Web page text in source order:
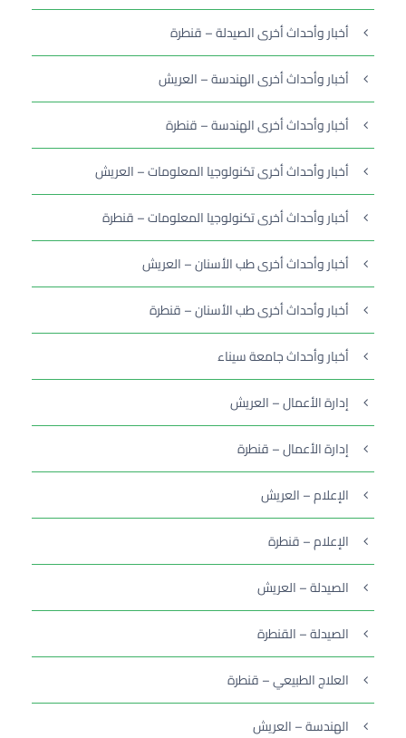
أخبار وأحداث أخرى الصيدلة – قنطرة
أخبار وأحداث أخرى الهندسة – العريش
أخبار وأحداث أخرى الهندسة – قنطرة
أخبار وأحداث أخرى تكنولوجيا المعلومات – العريش
أخبار وأحداث أخرى تكنولوجيا المعلومات – قنطرة
أخبار وأحداث أخرى طب الأسنان – العريش
أخبار وأحداث أخرى طب الأسنان – قنطرة
أخبار وأحداث جامعة سيناء
إدارة الأعمال – العريش
إدارة الأعمال – قنطرة
الإعلام – العريش
الإعلام – قنطرة
الصيدلة – العريش
الصيدلة – القنطرة
العلاج الطبيعي – قنطرة
الهندسة – العريش